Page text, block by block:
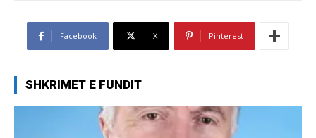
Facebook X Pinterest
SHKRIMET E FUNDIT